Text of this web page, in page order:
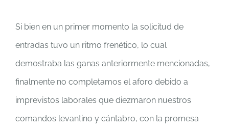
Si bien en un primer momento la solicitud de
entradas tuvo un ritmo frenético, lo cual
demostraba las ganas anteriormente mencionadas,
finalmente no completamos el aforo debido a
imprevistos laborales que diezmaron nuestros
comandos levantino y cántabro, con la promesa